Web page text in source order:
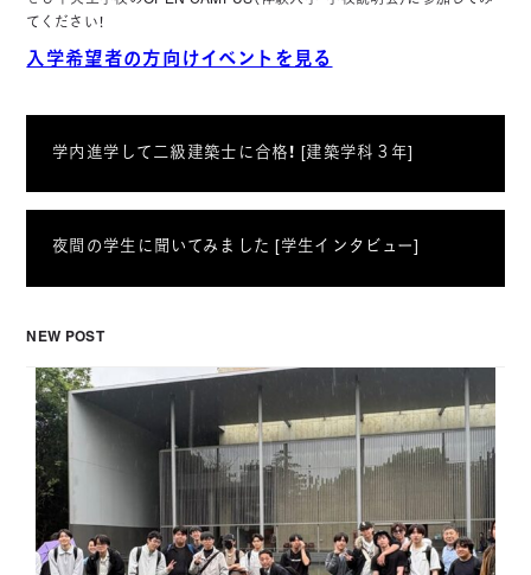
てください！
入学希望者の方向けイベントを見る
学内進学して二級建築士に合格！ [建築学科３年]
夜間の学生に聞いてみました [学生インタビュー]
NEW POST